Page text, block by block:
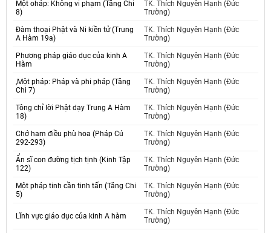
Một oháp: Không vi phạm (Tăng Chi
8)
TK. Thích Nguyên Hạnh (Đức
Trường)
Đàm thoại Phật và Ni kiền tử (Trung
A Hàm 19a)
TK. Thích Nguyên Hạnh (Đức
Trường)
Phương pháp giáo dục của kinh A
Hàm
TK. Thích Nguyên Hạnh (Đức
Trường)
,Một pháp: Pháp và phi pháp (Tăng
Chi 7)
TK. Thích Nguyên Hạnh (Đức
Trường)
Tông chỉ lời Phật dạy Trung A Hàm
18)
TK. Thích Nguyên Hạnh (Đức
Trường)
Chớ ham điều phù hoa (Pháp Cú
292-293)
TK. Thích Nguyên Hạnh (Đức
Trường)
Ẩn sĩ con đường tịch tịnh (Kinh Tập
122)
TK. Thích Nguyên Hạnh (Đức
Trường)
Một pháp tinh cần tinh tấn (Tăng Chi
5)
TK. Thích Nguyên Hạnh (Đức
Trường)
Lĩnh vực giáo dục của kinh A hàm
TK. Thích Nguyên Hạnh (Đức
Trường)